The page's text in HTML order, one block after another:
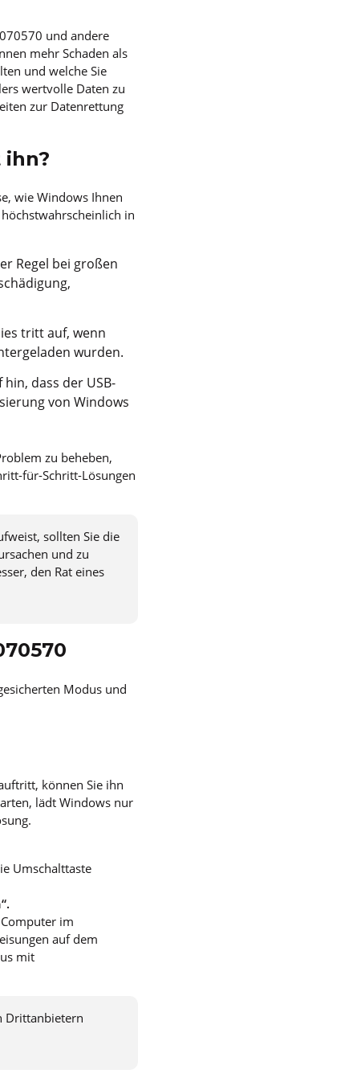
und andere
mehr Schaden als
und welche Sie
wertvolle Daten zu
zur Datenrettung
ihn?
wie Windows Ihnen
in
Regel bei großen
tritt auf, wenn
wurden.
dass der USB-
von Windows
zu beheben,
für-Schritt-Lösungen
sollten Sie die
und zu
den Rat eines
Modus und
können Sie ihn
lädt Windows nur
Umschalttaste
im
auf dem
mit
Drittanbietern